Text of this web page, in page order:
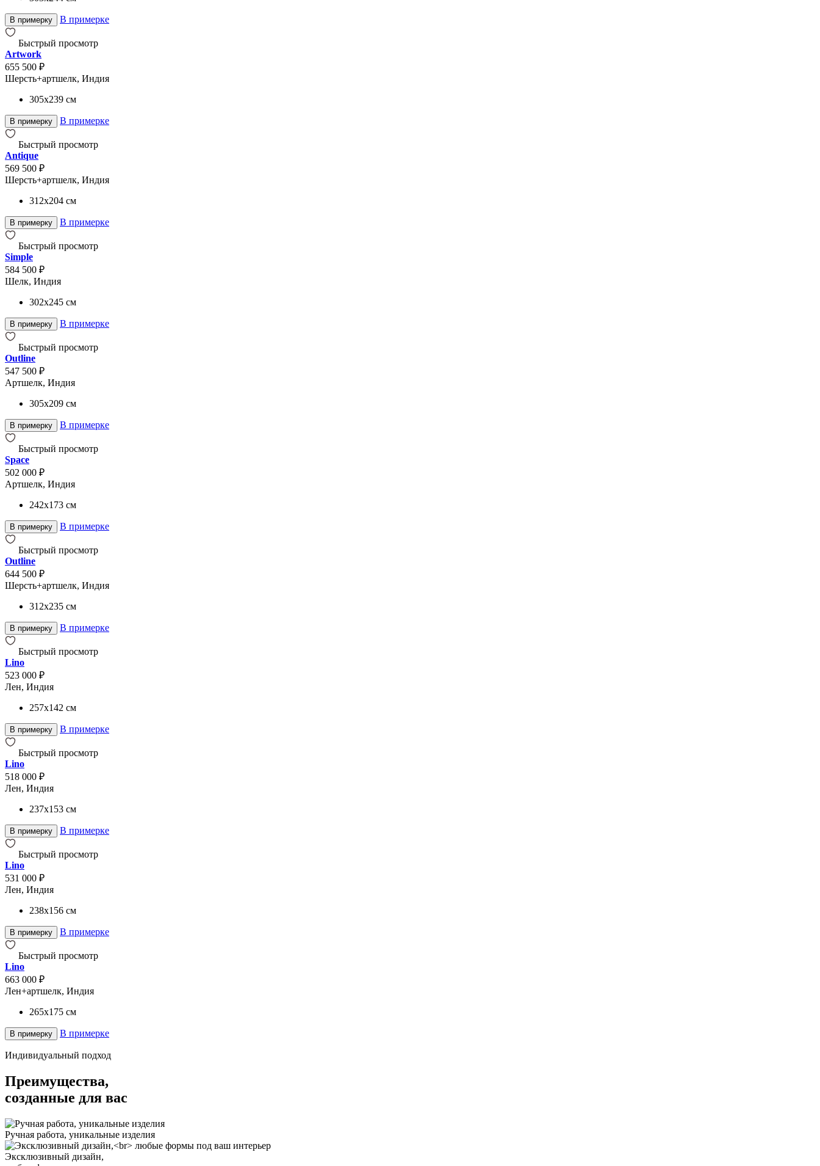
В примерку В примерке
Быстрый просмотр
Artwork
655 500 ₽
Шерсть+артшелк, Индия
305x239 см
В примерку В примерке
Быстрый просмотр
Antique
569 500 ₽
Шерсть+артшелк, Индия
312x204 см
В примерку В примерке
Быстрый просмотр
Simple
584 500 ₽
Шелк, Индия
302x245 см
В примерку В примерке
Быстрый просмотр
Outline
547 500 ₽
Артшелк, Индия
305x209 см
В примерку В примерке
Быстрый просмотр
Space
502 000 ₽
Артшелк, Индия
242x173 см
В примерку В примерке
Быстрый просмотр
Outline
644 500 ₽
Шерсть+артшелк, Индия
312x235 см
В примерку В примерке
Быстрый просмотр
Lino
523 000 ₽
Лен, Индия
257x142 см
В примерку В примерке
Быстрый просмотр
Lino
518 000 ₽
Лен, Индия
237x153 см
В примерку В примерке
Быстрый просмотр
Lino
531 000 ₽
Лен, Индия
238x156 см
В примерку В примерке
Быстрый просмотр
Lino
663 000 ₽
Лен+артшелк, Индия
265x175 см
В примерку В примерке
Индивидуальный подход
Преимущества,
созданные для вас
Ручная работа, уникальные изделия
Эксклюзивный дизайн,